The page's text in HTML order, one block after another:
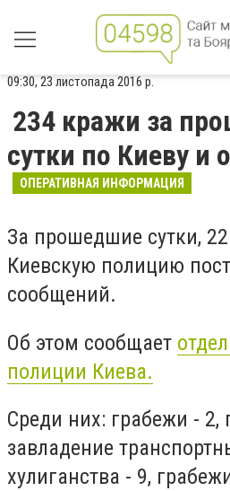
09:30, 23 листопада 2016 р.
234 кражи за
сутки по Киеву и
ОПЕРАТИВНАЯ ИНФОРМАЦИЯ
За прошедшие сутки,
Киевскую полицию
сообщений.
Об этом сообщает
полиции Киева.
Среди них: грабежи - 2,
завладение
хулиганства - 9,